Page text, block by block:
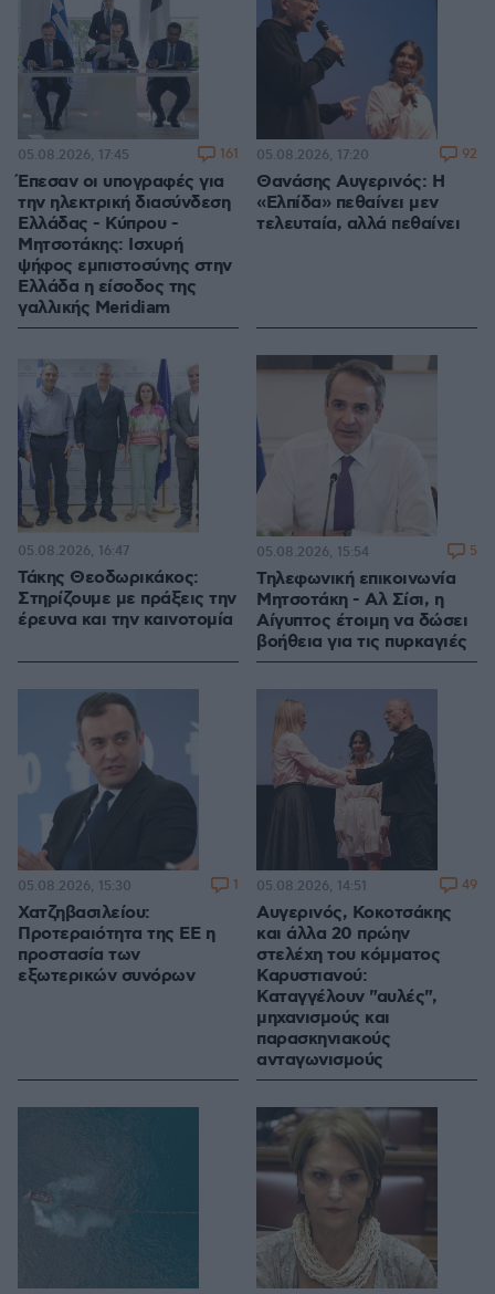
Έπεσαν οι υπογραφές για
την ηλεκτρική διασύνδεση
Ελλάδας - Κύπρου -
Μητσοτάκης: Ισχυρή
ψήφος εμπιστοσύνης στην
Ελλάδα η είσοδος της
γαλλικής Meridiam
05.08.2026, 17:45 161
Θανάσης Αυγερινός: Η
«Ελπίδα» πεθαίνει μεν
τελευταία, αλλά πεθαίνει
05.08.2026, 17:20 92
Τάκης Θεοδωρικάκος:
Στηρίζουμε με πράξεις την
έρευνα και την καινοτομία
05.08.2026, 16:47
Τηλεφωνική επικοινωνία
Μητσοτάκη - Αλ Σίσι, η
Αίγυπτος έτοιμη να δώσει
βοήθεια για τις πυρκαγιές
05.08.2026, 15:54 5
Χατζηβασιλείου:
Προτεραιότητα της ΕΕ η
προστασία των
εξωτερικών συνόρων
05.08.2026, 15:30 1
Αυγερινός, Κοκοτσάκης
και άλλα 20 πρώην
στελέχη του κόμματος
Καρυστιανού:
Καταγγέλουν "αυλές",
μηχανισμούς και
παρασκηνιακούς
ανταγωνισμούς
05.08.2026, 14:51 49